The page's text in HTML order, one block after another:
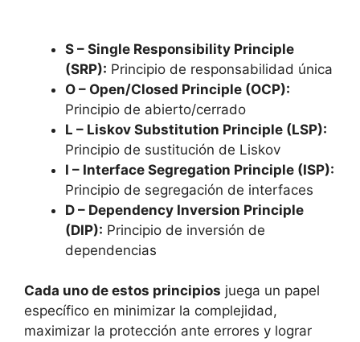
S – Single Responsibility Principle
(SRP): Principio de responsabilidad única
O – Open/Closed Principle (OCP):
Principio de abierto/cerrado
L – Liskov Substitution Principle (LSP):
Principio de sustitución de Liskov
I – Interface Segregation Principle (ISP):
Principio de segregación de interfaces
D – Dependency Inversion Principle
(DIP): Principio de inversión de
dependencias
Cada uno de estos principios juega un papel
específico en minimizar la complejidad,
maximizar la protección ante errores y lograr